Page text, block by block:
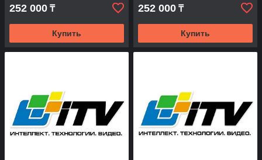
252 000 ₸
Купить
252 000 ₸
Купить